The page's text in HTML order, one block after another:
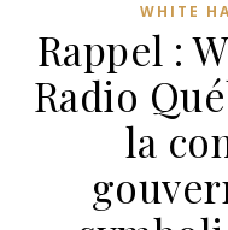
WHITE
Rappel :
Radio
la